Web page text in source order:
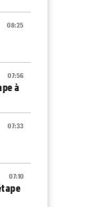
08:25
07:56
à
07:33
07:10